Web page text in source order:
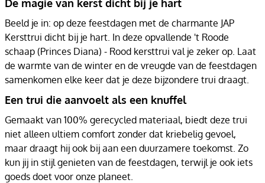
De magie van kerst dicht bij je hart
Beeld je in: op deze feestdagen met de charmante JAP
Kersttrui dicht bij je hart. In deze opvallende 't Roode
schaap (Princes Diana) - Rood kersttrui val je zeker op. Laat
de warmte van de winter en de vreugde van de feestdagen
samenkomen elke keer dat je deze bijzondere trui draagt.
Een trui die aanvoelt als een knuffel
Gemaakt van 100% gerecycled materiaal, biedt deze trui
niet alleen ultiem comfort zonder dat kriebelig gevoel,
maar draagt hij ook bij aan een duurzamere toekomst. Zo
kun jij in stijl genieten van de feestdagen, terwijl je ook iets
goeds doet voor onze planeet.